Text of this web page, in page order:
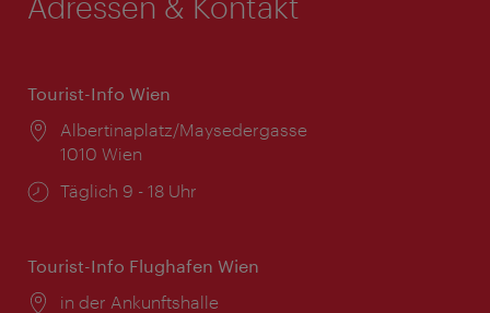
Tourist-Info Wien
Ort:
Albertinaplatz/Maysedergasse
1010 Wien
Öffnungszeiten:
Täglich 9 - 18 Uhr
Tourist-Info Flughafen Wien
Ort:
in der Ankunftshalle